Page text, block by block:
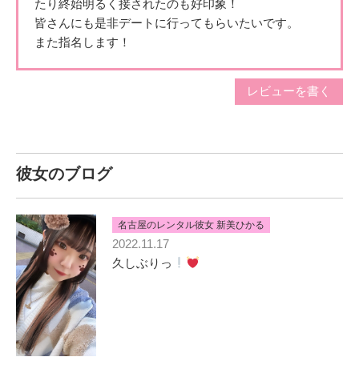
日頃のストレスは私はカラオケで思い切り歌ってふっ飛ばし
てますっ
ます‼︎
特に浜崎あゆみさんとか、Superflyさんとかが声質的に得意
くりするものだ‼︎っと考え方が変わって、温泉旅行行ってみた
いなと思ってます‼︎
私は今動物関連の資格を取るために動物の専門学校へ行って
います‼︎
とにかく動物が大好きで、わんちゃんか猫ちゃんだと、私は
猫ちゃん派で、たまに猫カフェに行ったりします♡
あの自由奔放な行動が大好きで、よく癒されに行っています‼︎
私の異性のタイプは、爽やかで臨機応変に対応できて気が効
く優しい人です（╹◡╹）
たり終始明る く接されたのも好印象！
皆さんにも是非デートに行ってもらいたいです。
また指名します！
レビューを書く
彼女のブログ
名古屋のレンタル彼女 新美ひかる
2022.11.17
久しぶりっ